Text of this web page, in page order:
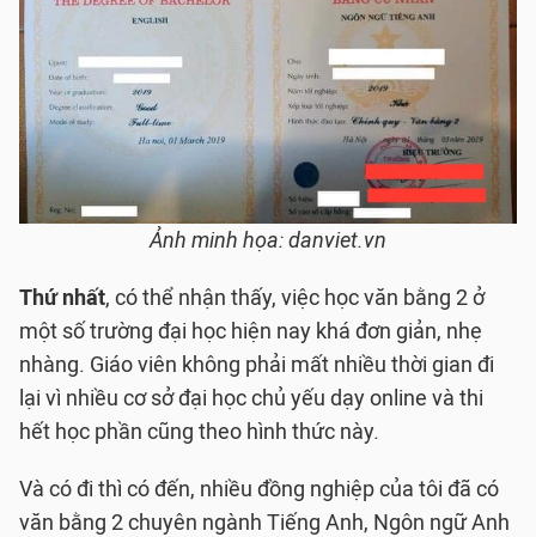
Ảnh minh họa: danviet.vn
Thứ nhất, có thể nhận thấy, việc học văn bằng 2 ở
một số trường đại học hiện nay khá đơn giản, nhẹ
nhàng. Giáo viên không phải mất nhiều thời gian đi
lại vì nhiều cơ sở đại học chủ yếu dạy online và thi
hết học phần cũng theo hình thức này.
Và có đi thì có đến, nhiều đồng nghiệp của tôi đã có
văn bằng 2 chuyên ngành Tiếng Anh, Ngôn ngữ Anh